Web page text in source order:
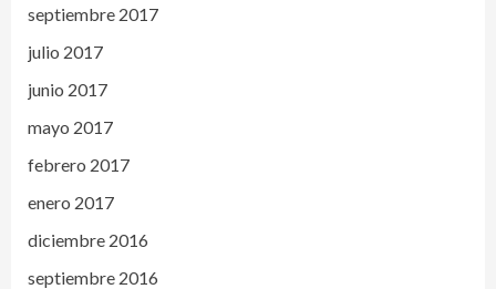
septiembre 2017
julio 2017
junio 2017
mayo 2017
febrero 2017
enero 2017
diciembre 2016
septiembre 2016